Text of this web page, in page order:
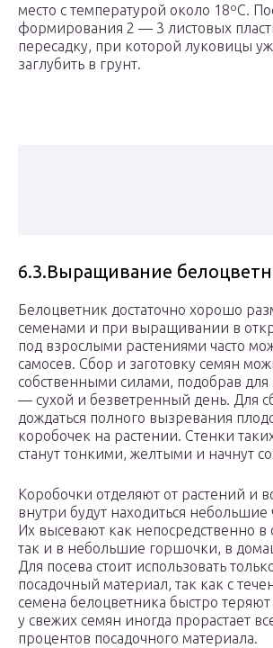
место с температурой около 18ºС.
формирования 2 — 3 листовых
пересадку, при которой луковицы
заглубить в грунт.
6.3.Выращивание
Белоцветник достаточно хорошо
семенами и при выращивании в
под взрослыми растениями часто
самосев. Сбор и заготовку семян
собственными силами, подобрав для
— сухой и безветренный день. Для
дождаться полного вызревания
коробочек на растении. Стенки
станут тонкими, желтыми и начнут
Коробочки отделяют от растений и
внутри будут находиться
Их высевают как непосредственно в
так и в небольшие горшочки, в
Для посева стоит использовать
посадочный материал, так как с
семена белоцветника быстро теряют
у свежих семян иногда прорастает
процентов посадочного материала.